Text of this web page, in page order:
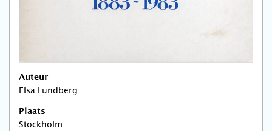
Auteur
Elsa Lundberg
Plaats
Stockholm